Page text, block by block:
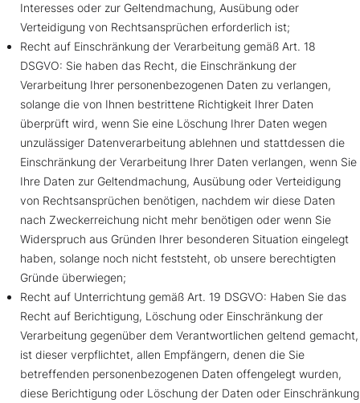
Interesses oder zur Geltendmachung, Ausübung oder
Verteidigung von Rechtsansprüchen erforderlich ist;
Recht auf Einschränkung der Verarbeitung gemäß Art. 18
DSGVO: Sie haben das Recht, die Einschränkung der
Verarbeitung Ihrer personenbezogenen Daten zu verlangen,
solange die von Ihnen bestrittene Richtigkeit Ihrer Daten
überprüft wird, wenn Sie eine Löschung Ihrer Daten wegen
unzulässiger Datenverarbeitung ablehnen und stattdessen die
Einschränkung der Verarbeitung Ihrer Daten verlangen, wenn Sie
Ihre Daten zur Geltendmachung, Ausübung oder Verteidigung
von Rechtsansprüchen benötigen, nachdem wir diese Daten
nach Zweckerreichung nicht mehr benötigen oder wenn Sie
Widerspruch aus Gründen Ihrer besonderen Situation eingelegt
haben, solange noch nicht feststeht, ob unsere berechtigten
Gründe überwiegen;
Recht auf Unterrichtung gemäß Art. 19 DSGVO: Haben Sie das
Recht auf Berichtigung, Löschung oder Einschränkung der
Verarbeitung gegenüber dem Verantwortlichen geltend gemacht,
ist dieser verpflichtet, allen Empfängern, denen die Sie
betreffenden personenbezogenen Daten offengelegt wurden,
diese Berichtigung oder Löschung der Daten oder Einschränkung